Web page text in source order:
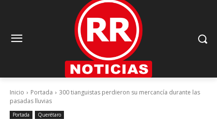
Inicio Portada
300 tianguistas perdieron su mercancía durante las
pasadas lluvias
Portada Querétaro